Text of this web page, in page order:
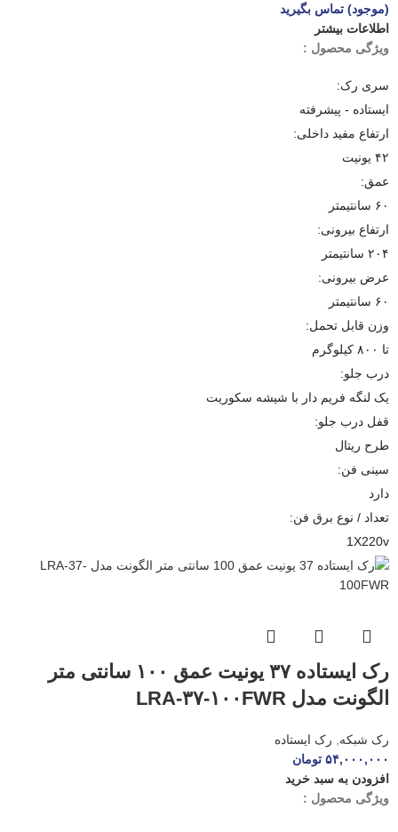
(موجود) تماس بگیرید
اطلاعات بیشتر
ویژگی محصول :
سری رک:
ایستاده - پیشرفته
ارتفاع مفید داخلی:
۴۲ یونیت
عمق:
۶۰ سانتیمتر
ارتفاع بیرونی:
۲۰۴ سانتیمتر
عرض بیرونی:
۶۰ سانتیمتر
وزن قابل تحمل:
تا ۸۰۰ کیلوگرم
درب جلو:
یک لنگه فریم دار با شیشه سکوریت
قفل درب جلو:
طرح ریتال
سینی فن:
دارد
تعداد / نوع برق فن:
1X220v
رک ایستاده ۳۷ یونیت عمق ۱۰۰ سانتی متر
الگونت مدل LRA-۳۷-۱۰۰FWR
رک شبکه
رک ایستاده
۵۴,۰۰۰,۰۰۰ تومان
افزودن به سبد خرید
ویژگی محصول :